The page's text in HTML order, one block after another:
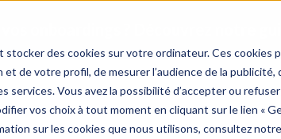
stocker des cookies sur votre ordinateur. Ces cookies
de votre profil, de mesurer l’audience de la publicité,
services. Vous avez la possibilité d’accepter ou
vos choix à tout moment en cliquant sur le lien «
sur les cookies que nous utilisons, consultez notre
IA Clients Ressources